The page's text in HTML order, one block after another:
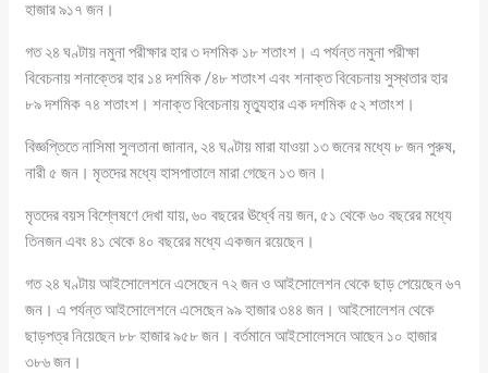
হাজার ৯১৭ জন।
গত ২৪ ঘণ্টায় নমুনা পরীক্ষার হার ৩ দশমিক ১৮ শতাংশ। এ পর্যন্ত নমুনা পরীক্ষা
বিবেচনায় শনাক্তের হার ১৪ দশমিক /৪৮ শতাংশ এবং শনাক্ত বিবেচনায় সুস্থতার হার
৮৯ দশমিক ৭৪ শতাংশ। শনাক্ত বিবেচনায় মৃত্যুহার এক দশমিক ৫২ শতাংশ।
বিজ্ঞপ্তিতে নাসিমা সুলতানা জানান, ২৪ ঘণ্টায় মারা যাওয়া ১৩ জনের মধ্যে ৮ জন পুরুষ,
নারী ৫ জন। মৃতদের মধ্যে হাসপাতালে মারা গেছেন ১৩ জন।
মৃতদের বয়স বিশ্লেষণে দেখা যায়, ৬০ বছরের ঊর্ধ্বে নয় জন, ৫১ থেকে ৬০ বছরের মধ্যে
তিনজন এবং ৪১ থেকে ৪০ বছরের মধ্যে একজন রয়েছেন।
গত ২৪ ঘণ্টায় আইসোলেশনে এসেছেন ৭২ জন ও আইসোলেশন থেকে ছাড় পেয়েছেন ৬৭
জন। এ পর্যন্ত আইসোলেশনে এসেছেন ৯৯ হাজার ৩৪৪ জন। আইসোলেশন থেকে
ছাড়পত্র নিয়েছেন ৮৮ হাজার ৯৫৮ জন। বর্তমানে আইসোলেসনে আছেন ১০ হাজার
৩৮৬ জন।